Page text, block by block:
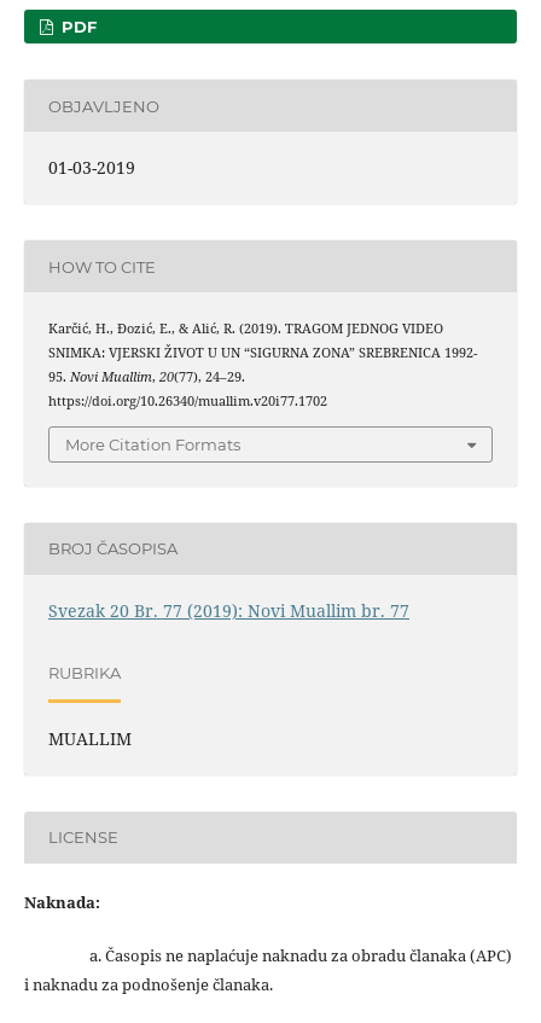
PDF
OBJAVLJENO
01-03-2019
HOW TO CITE
Karčić, H., Đozić, E., & Alić, R. (2019). TRAGOM JEDNOG VIDEO
SNIMKA: VJERSKI ŽIVOT U UN “SIGURNA ZONA” SREBRENICA 1992-
95. Novi Muallim, 20(77), 24–29.
https://doi.org/10.26340/muallim.v20i77.1702
More Citation Formats
BROJ ČASOPISA
Svezak 20 Br. 77 (2019): Novi Muallim br. 77
RUBRIKA
MUALLIM
LICENSE
Naknada:
a. Časopis ne naplaćuje naknadu za obradu članaka (APC)
i naknadu za podnošenje članaka.